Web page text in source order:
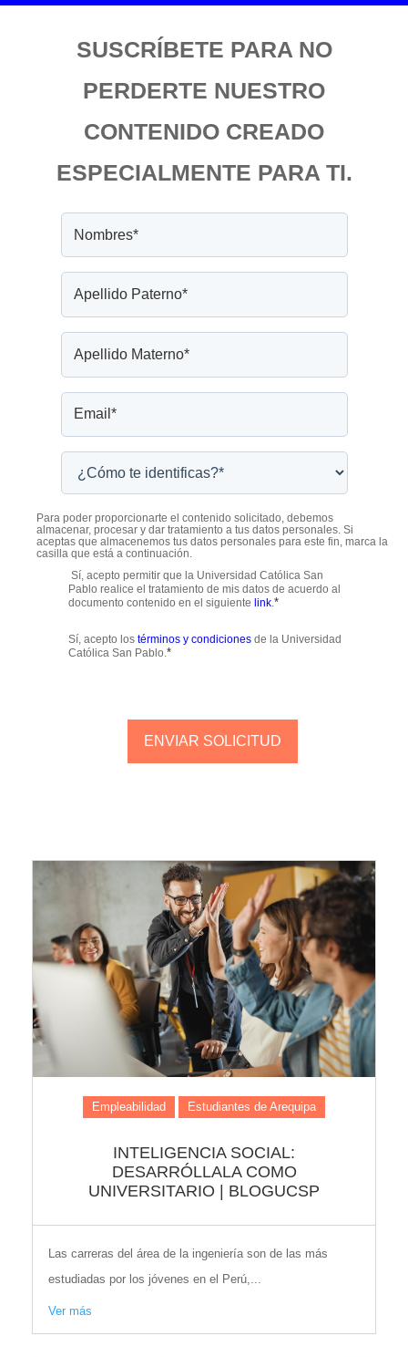
SUSCRÍBETE PARA NO
PERDERTE NUESTRO
CONTENIDO CREADO
ESPECIALMENTE PARA TI.
Para poder proporcionarte el contenido solicitado, debemos
almacenar, procesar y dar tratamiento a tus datos personales. Si
aceptas que almacenemos tus datos personales para este fin, marca la
casilla que está a continuación.
Sí, acepto permitir que la Universidad Católica San
Pablo realice el tratamiento de mis datos de acuerdo al
documento contenido en el siguiente link. *
Sí, acepto los términos y condicionesde la Universidad
Católica San Pablo. *
Empleabilidad Estudiantes de Arequipa
INTELIGENCIA SOCIAL:
DESARRÓLLALA COMO
UNIVERSITARIO | BLOGUCSP
Las carreras del área de la ingeniería son de las más
estudiadas por los jóvenes en el Perú,...
Ver más